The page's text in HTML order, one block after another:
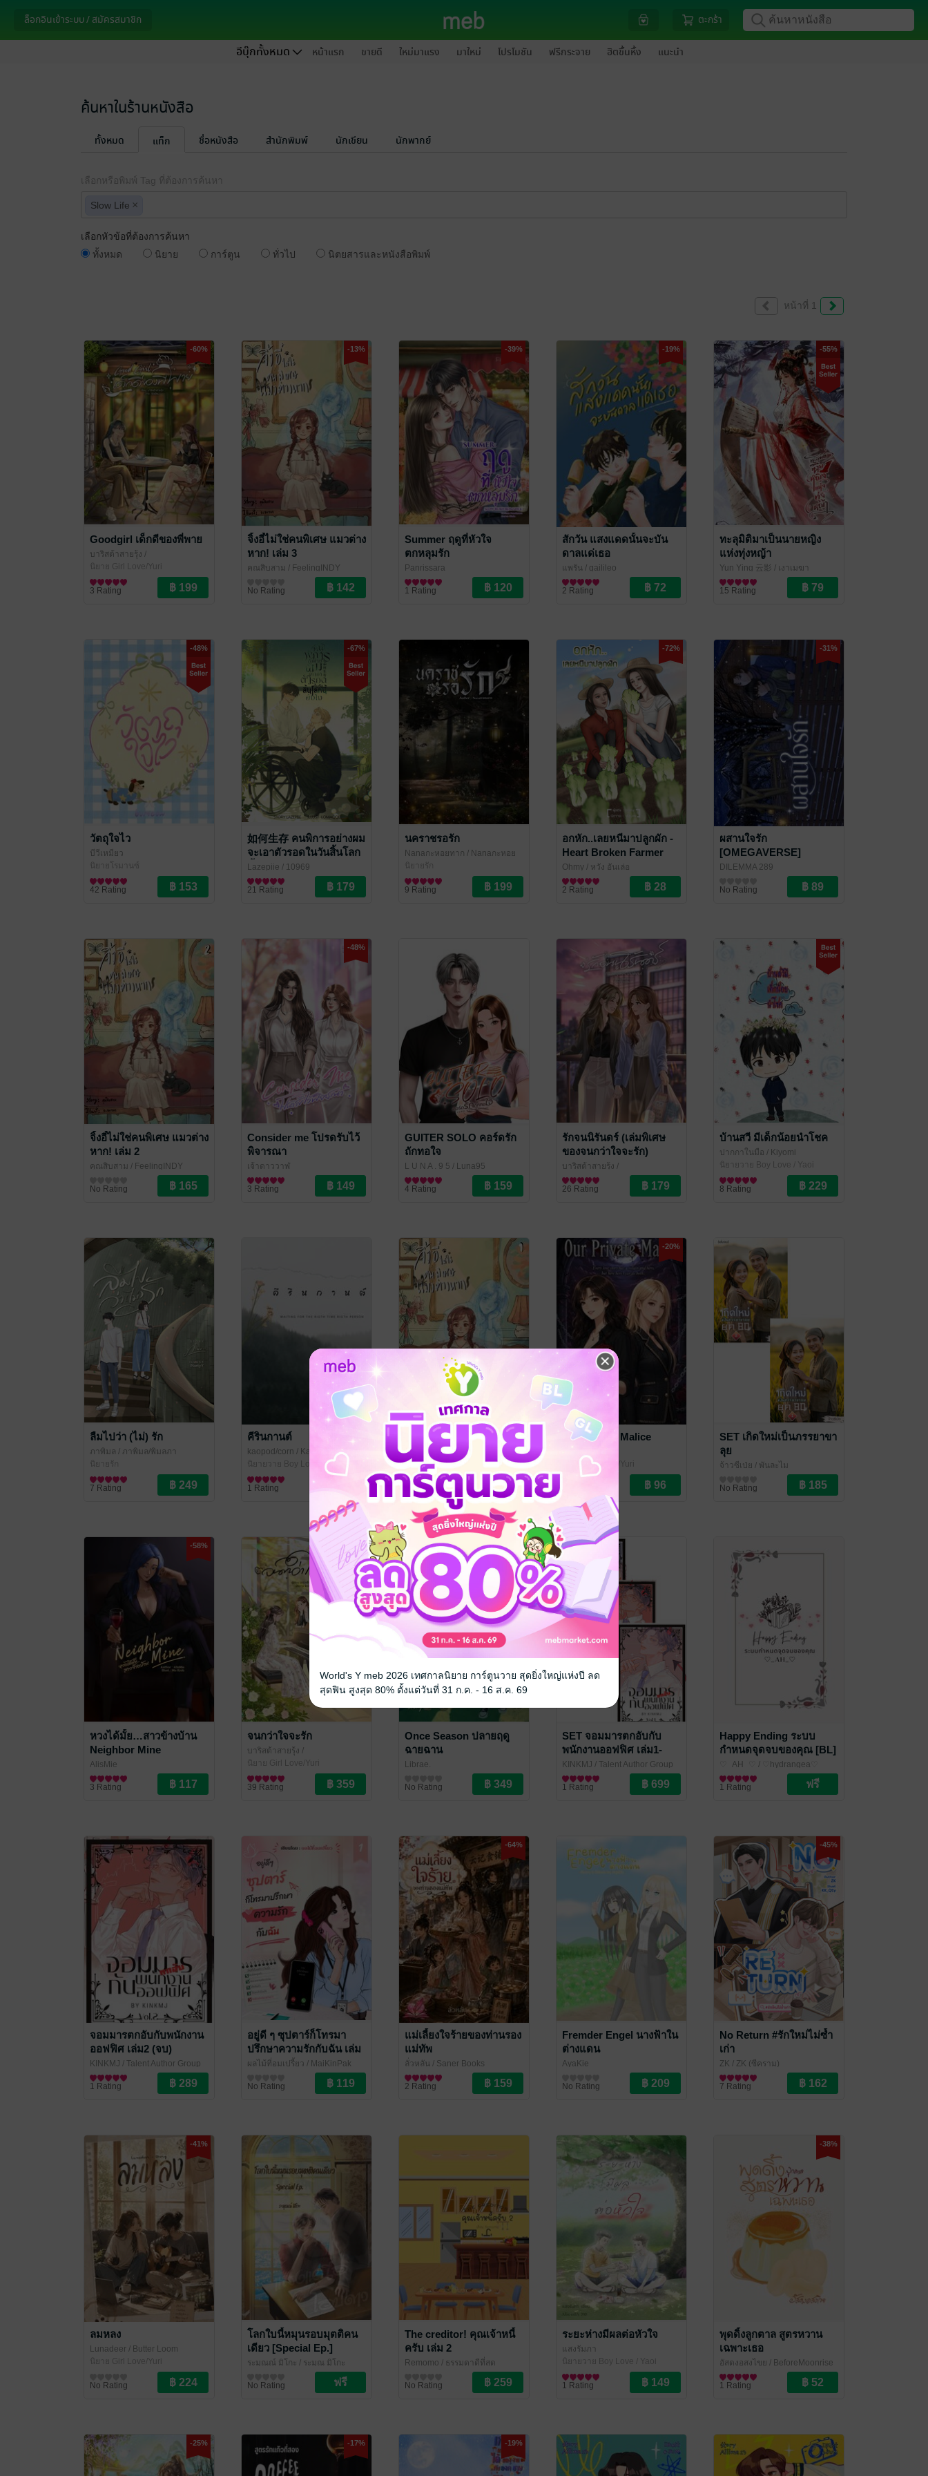
ล็อกอินเข้าระบบ / สมัครสมาชิก ตะกร้า
อีบุ๊กทั้งหมด หน้าแรก ขายดี ใหม่มาแรง มาใหม่ โปรโมชัน ฟรีกระจาย ฮิตขึ้นหิ้ง แนะนำ
ค้นหาในร้านหนังสือ
ทั้งหมด แท็ก ชื่อหนังสือ สำนักพิมพ์ นักเขียน นักพากย์
เลือกหรือพิมพ์ Tag ที่ต้องการค้นหา
Slow Life ×
เลือกหัวข้อที่ต้องการค้นหา
ทั้งหมด
นิยาย การ์ตูน ทั่วไป นิตยสารและหนังสือพิมพ์
หน้าที่ 1
-60%
Goodgirl เด็กดีของพี่พาย
บาริสต้าสายรุ้ง /
rainbowbarista94
นิยาย Girl Love/Yuri
3 Rating
-13%
จิ้งอี๋ไม่ใช่คนพิเศษ แมวต่าง
หาก! เล่ม 3
คุณสิบสาม / FeelingINDY
No Rating
-39%
Summer ฤดูที่หัวใจ
ตกหลุมรัก
Panrissara
นิยายโรมานซ์
1 Rating
-19%
สักวัน แสงแดดนั้นจะบัน
ดาลแด่เธอ
แพรัน / gailileo
นิยายวาย Boy Love / Yaoi
2 Rating
-55%
ทะลุมิติมาเป็นนายหญิง
แห่งทุ่งหญ้า
Yun Ying 云影 / เงาเมฆา
นิยายรักจีนโบราณ
15 Rating
-48%
วัตถุใจไว
บีวีเหมียว
นิยายโรมานซ์
42 Rating
-67%
如何生存 คนพิการอย่างผม
จะเอาตัวรอดในวันสิ้นโลก
นี้ยังไง
Lazepiie / 10969
นิยายวาย Boy Love / Yaoi
21 Rating
นคราชรอรัก
Nanaกะหอยทาก / Nanaกะหอย
ทาก / NaSnail
นิยายรัก
9 Rating
-72%
อกหัก..เลยหนีมาปลูกผัก -
Heart Broken Farmer
Ohmy / หวัง อันเล่อ
นิยาย Girl Love/Yuri
2 Rating
-31%
ผสานใจรัก
[OMEGAVERSE]
DILEMMA 289
นิยายวาย Boy Love / Yaoi
No Rating
จิ้งอี๋ไม่ใช่คนพิเศษ แมวต่าง
หาก! เล่ม 2
คุณสิบสาม / FeelingINDY
No Rating
-48%
Consider me โปรดรับไว้
พิจารณา
เจ้าดาววาฬ
นิยาย Girl Love/Yuri
3 Rating
GUITER SOLO คอร์ดรัก
ถักทอใจ
L U N A . 9 5 / Luna95
นิยายรักวัยรุ่น
4 Rating
รักจนนิรันดร์ (เล่มพิเศษ
ของจนกว่าใจจะรัก)
บาริสต้าสายรุ้ง /
rainbowbarista94
นิยาย Girl Love/Yuri
26 Rating
บ้านสวี มีเด็กน้อยนำโชค
ปากกาในมือ / Kiyomi
นิยายวาย Boy Love / Yaoi
8 Rating
ลืมไปว่า (ไม่) รัก
ภาพิมล / ภาพิมล/พิมลภา
นิยายรัก
7 Rating
คีรินกานต์
kaopod/corn / Kaopod
นิยายวาย Boy Love / Yaoi
1 Rating
จิ้งอี๋ไม่ใช่คนพิเศษ แมวต่าง
หาก! เล่ม 1
คุณสิบสาม/ FeelingINDY
นิยายแฟนตาซี
No Rating
-20%
Our Private Malice
นิยาย Girl Love/Yuri
SET เกิดใหม่เป็นภรรยาขา
ลุย
จ้าวซีเป่ย / พันละไม
No Rating
-58%
หวงได้มั้ย…สาวข้างบ้าน
Neighbor Mine
AlisMie
นิยาย Girl Love/Yuri
3 Rating
จนกว่าใจจะรัก
บาริสต้าสายรุ้ง /
rainbowbarista94
นิยาย Girl Love/Yuri
39 Rating
Once Season ปลายฤดู
ฉายฉาน
Librae.
นิยายวาย Boy Love / Yaoi
No Rating
SET จอมมารตกอับกับ
พนักงานออฟฟิศ เล่ม1-
2+SPE (จบ)
KINKMJ / Talent Author Group
นิยายแฟนตาซี
1 Rating
Happy Ending ระบบ
กำหนดจุดจบของคุณ [BL]
เล่ม 1
♡_AH_♡
/ ♡hydrangea♡
นิยายวาย Boy Love / Yaoi
1 Rating
จอมมารตกอับกับพนักงาน
ออฟฟิศ เล่ม2 (จบ)
KINKMJ / Talent Author Group
นิยายแฟนตาซี
1 Rating
อยู่ดี ๆ ซุปตาร์ก็โทรมา
ปรึกษาความรักกับฉัน เล่ม
1
ผลไม้ที่อมเปรี้ยว / MaiKinPak
No Rating
-64%
แม่เลี้ยงใจร้ายของท่านรอง
แม่ทัพ
ลั่วหลัน / Saner Books
นิยายรักจีนโบราณ
2 Rating
Fremder Engel นางฟ้าใน
ต่างแดน
AyaKie
นิยาย Girl Love/Yuri
No Rating
-45%
No Return #รักใหม่ไม่ซ้ำ
เก่า
ZK / ZK (ซีคราม)
นิยายวาย Boy Love / Yaoi
7 Rating
-41%
ลมหลง
Lunadeer / Butter Loom
นิยาย Girl Love/Yuri
No Rating
โลกใบนี้หมุนรอบมุตติคน
เดียว [Special Ep.]
ระมุณณ์ มิโกะ / ระมุณ มิโกะ
นิยายวาย Boy Love / Yaoi
No Rating
The creditor! คุณเจ้าหนี้
ครับ เล่ม 2
Remomo / ธรรมดาดีที่สุด
นิยายวาย Boy Love / Yaoi
No Rating
ระยะห่างมีผลต่อหัวใจ
แสงรัมภา
นิยายวาย Boy Love / Yaoi
1 Rating
-38%
พุดดิ้งลูกตาล สูตรหวาน
เฉพาะเธอ
อัสดงอสงไขย / BeforeMoonrise
นิยายวาย Boy Love / Yaoi
1 Rating
-25% -17% -19%
World's Y meb 2026 เทศกาลนิยาย การ์ตูนวาย สุดยิ่งใหญ่แห่งปี ลด
สุดฟิน สูงสุด 80% ตั้งแต่วันที่ 31 ก.ค. - 16 ส.ค. 69